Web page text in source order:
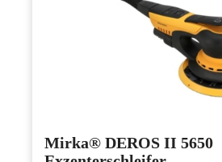
Mirka® DEROS II 5650